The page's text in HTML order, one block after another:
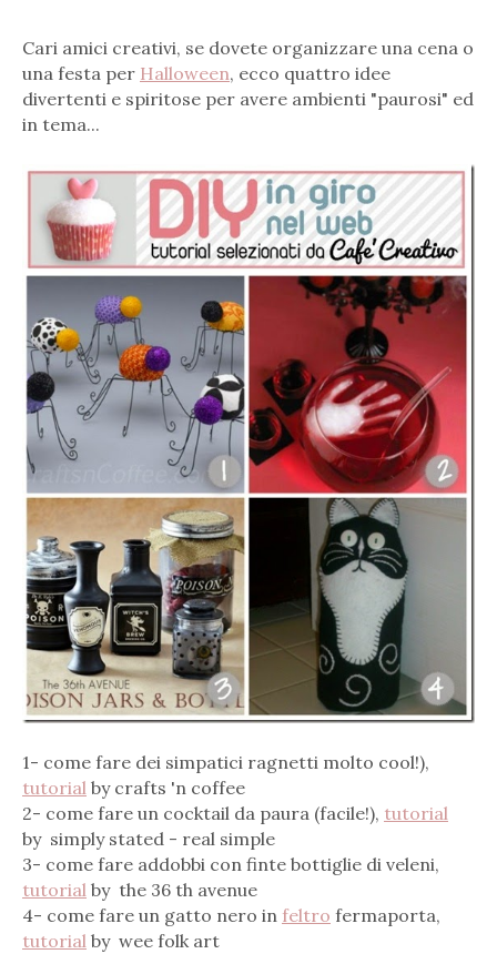
Cari amici creativi, se dovete organizzare una cena o
una festa per Halloween, ecco quattro idee
divertenti e spiritose per avere ambienti "paurosi" ed
in tema...
1- come fare dei simpatici ragnetti molto cool!),
tutorial by crafts 'n coffee
2- come fare un cocktail da paura (facile!), tutorial
by simply stated - real simple
3- come fare addobbi con finte bottiglie di veleni,
tutorial by the 36 th avenue
4- come fare un gatto nero in feltro fermaporta,
tutorial by wee folk art